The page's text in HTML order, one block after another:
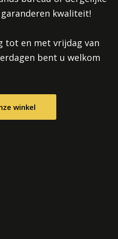
kwaliteit!
tot en met vrijdag van
bent u welkom
winkel